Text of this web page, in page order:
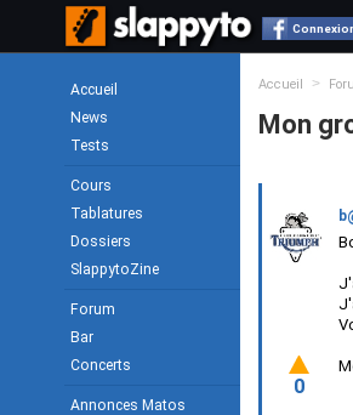
Accueil
News
Tests
Cours
Tablatures
Dossiers
SlappytoZine
Forum
Bar
Concerts
Annonces Matos
Accueil >
Mon
0